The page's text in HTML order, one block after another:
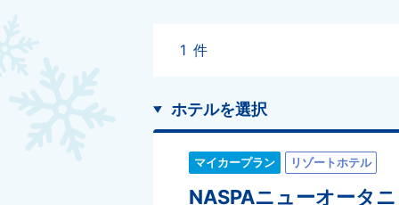
1 件
ホテルを選択
マイカープラン リゾートホテル
NASPAニューオータニ